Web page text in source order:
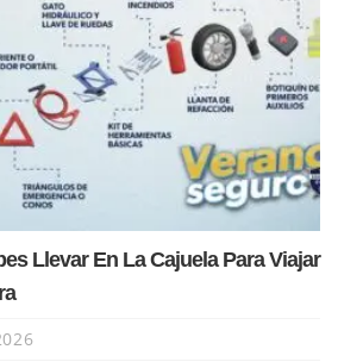
Llevar En La Cajuela Para Viajar